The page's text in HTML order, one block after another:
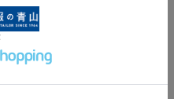
股上:23.5cm 股下:76cm
股上:24cm 股下:78cm 渡
股上:24.5cm 股